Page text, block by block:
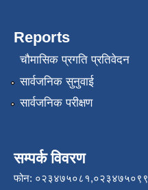
Reports
चौमासिक प्रगति प्रतिवेदन
सार्वजनिक सुनुवाई
सार्वजनिक परीक्षण
सम्पर्क विवरण
फोन: ०२३४७५०८१,०२३४७५०९९